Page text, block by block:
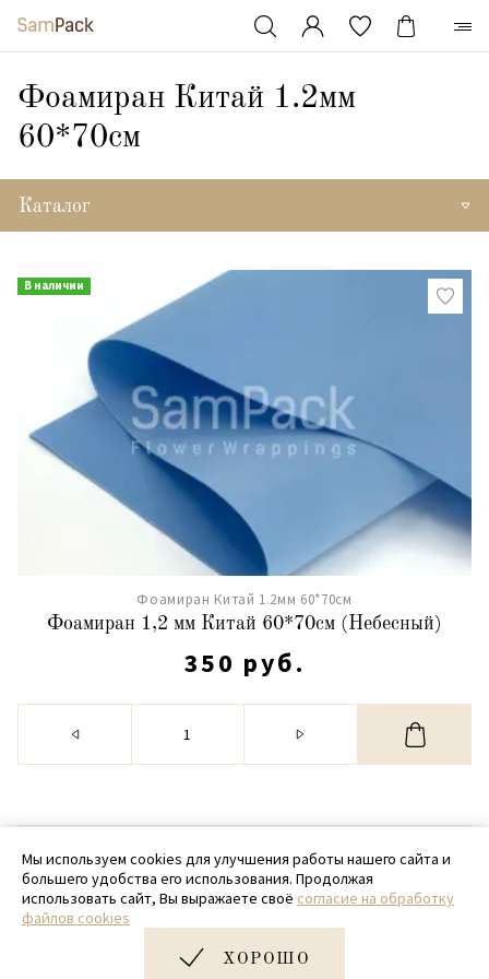
Фоамиран Китай 1.2мм
60*70см
Каталог
В наличии
Фоамиран Китай 1.2мм 60*70см
Фоамиран 1,2 мм Китай 60*70см (Небесный)
350 руб.
© 2020 - 2026 SamPack
+ 7 (918) 699-97-87
zakaz@sampack.store
Мы используем cookies для улучшения работы нашего сайта и
большего удобства его использования. Продолжая
использовать сайт, Вы выражаете своё согласие на обработку
файлов cookies
ХОРОШО